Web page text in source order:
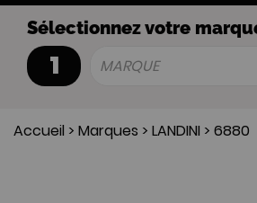
Sélectionnez votre
1 MARQUE
Accueil > Marques > LANDINI > 6880